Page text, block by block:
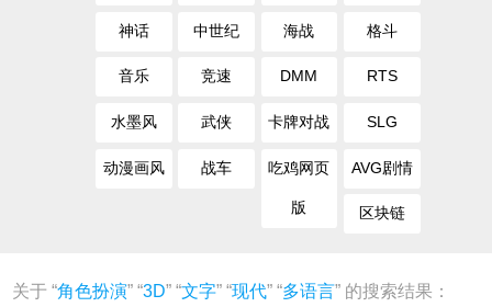
神话 中世纪 海战 格斗
音乐 竞速 DMM RTS
水墨风 武侠 卡牌对战 SLG
动漫画风 战车 吃鸡网页
版
AVG剧情
区块链
关于 “角色扮演” “3D” “文字” “现代” “多语言” 的搜索结果：